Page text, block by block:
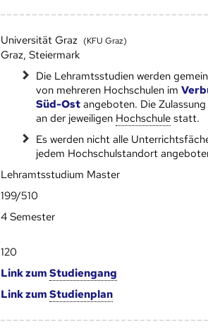
Universität Graz (KFU Graz)
Graz, Steiermark
Die Lehramtsstudien werden
von mehreren Hoch­schulen im
Süd-Ost angeboten. Die
an der jeweiligen Hoch­schule statt.
Es werden nicht alle
jedem Hochschulstandort
Lehramtsstudium Master
199/510
4 Semester
120
Link zumStudien­gang
Link zumStudien­plan